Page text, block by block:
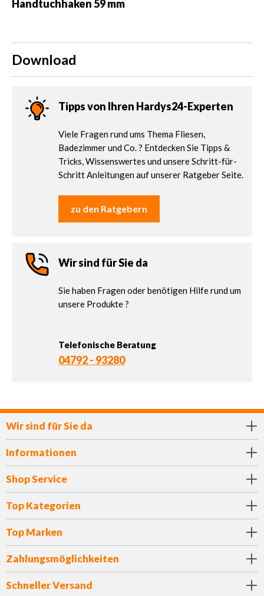
Handtuchhaken 59 mm
Download
Tipps von Ihren Hardys24-Experten
Viele Fragen rund ums Thema Fliesen,
Badezimmer und Co. ? Entdecken Sie Tipps &
Tricks, Wissenswertes und unsere Schritt-für-
Schritt Anleitungen auf unserer Ratgeber Seite.
zu den Ratgebern
Wir sind für Sie da
Sie haben Fragen oder benötigen Hilfe rund um
unsere Produkte ?
Telefonische Beratung
04792 - 93280
Wir sind für Sie da
Informationen
Shop Service
Top Kategorien
Top Marken
Zahlungsmöglichkeiten
Schneller Versand